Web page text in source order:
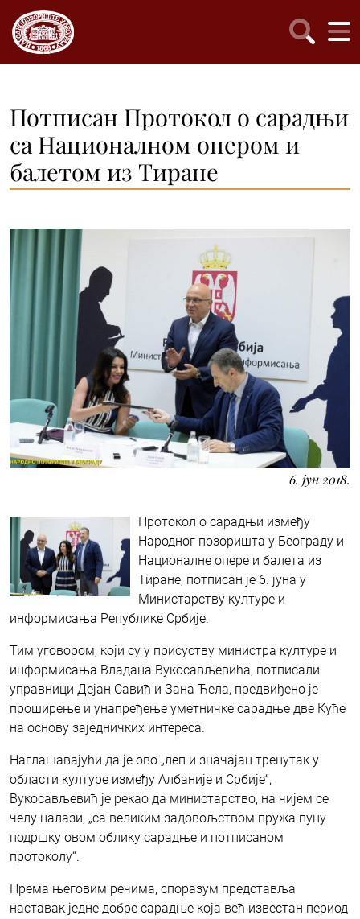
Потписан Протокол о сарадњи
са Националном опером и
балетом из Тиране
6. јун 2018.
Протокол о сарадњи између
Народног позоришта у Београду и
Националне опере и балета из
Тиране, потписан је 6. јуна у
Министарству културе и
информисања Републике Србије.
Тим уговором, који су у присуству министра културе и
информисања Владана Вукосављевића, потписали
управници Дејан Савић и Зана Ћела, предвиђено је
проширење и унапређење уметничке сарадње две Куће
на основу заједничких интереса.
Наглашавајући да је ово „леп и значајан тренутак у
области културе између Албаније и Србије“,
Вукосављевић је рекао да министарство, на чијем се
челу налази, „са великим задовољством пружа пуну
подршку овом облику сарадње и потписаном
протоколу“.
Према његовим речима, споразум представља
наставак једне добре сарадње која већ известан период